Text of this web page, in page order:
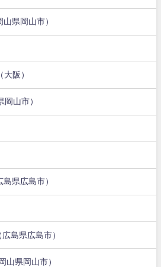
県岡山市）
阪）
岡山市）
県広島市）
島県広島市）
山県岡山市）